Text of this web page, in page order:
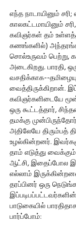
எந்த நாடாயினும்
காலகட்டமாயினும்
கவிஞர்கள் தம்
கணங்களில்)
சொல்உருவம்
அடைகிறது. பாரதி,
வசதிக்காக--
வைத்திருக்கிறான்.
கவிஞர்களிடையே
ஒரு கூட்டத்தார்,
தமக்கு
அதிலேயே திரும்பத்
உழல்கின்றனர்.
தாம் எடுத்து
ஆட்சி, இதைப்போல
எல்லாம்
தரப்பினர் ஒரு
பாடுகையில்
பார்ப்போம்: